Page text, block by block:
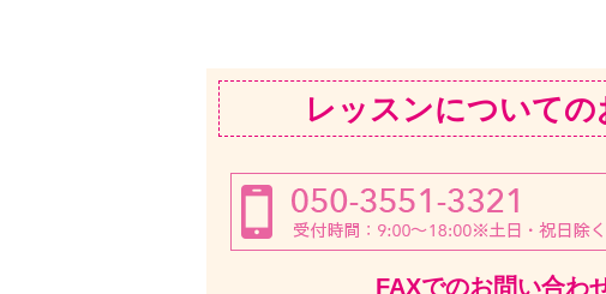
レッスンについて
FAXでのお問い合わ